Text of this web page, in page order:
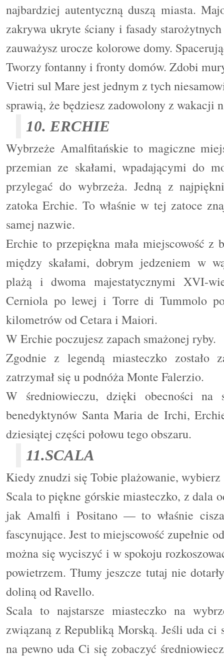
najbardziej autentyczną duszą miasta.
zakrywa ukryte ściany i fasady
zauważysz urocze kolorowe domy.
Tworzy fontanny i fronty domów. Zdobi
Vietri sul Mare jest jednym z tych
sprawią, że będziesz zadowolony z wakacji
10. ERCHIE
Wybrzeże Amalfitańskie to magiczne
przemian ze skałami, wpadającymi do
przylegać do wybrzeża. Jedną z
zatoka Erchie. To właśnie w tej zatoce
samej nazwie.
Erchie to przepiękna mała miejscowość z
między skałami, dobrym jedzeniem w
plażą i dwoma majestatycznymi XVI-
Cerniola po lewej i Torre di Tummolo
kilometrów od Cetara i Maiori.
W Erchie poczujesz zapach smażonej ryby.
Zgodnie z legendą miasteczko zostało
zatrzymał się u podnóża Monte Falerzio.
W średniowieczu, dzięki obecności na
benedyktynów Santa Maria de Irchi,
dziesiątej części połowu tego obszaru.
11.SCALA
Kiedy znudzi się Tobie plażowanie, wybierz
Scala to piękne górskie miasteczko, z dala
jak Amalfi i Positano — to właśnie
fascynujące. Jest to miejscowość zupełnie
można się wyciszyć i w spokoju
powietrzem. Tłumy jeszcze tutaj nie
dolinąod Ravello.
Scala to najstarsze miasteczko na
związaną z Republiką Morską. Jeśli uda
na pewno uda Ci się zobaczyć